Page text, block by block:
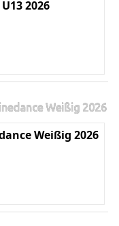
2026
Weißig 2026
Weißig 2026